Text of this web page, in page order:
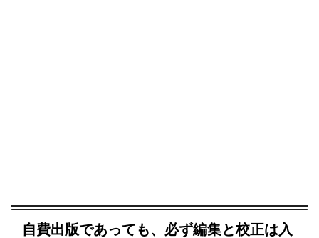
自費出版であっても、必ず編集と校正は入